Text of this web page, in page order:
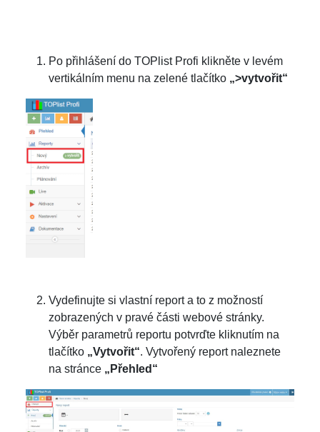
Po přihlášení do TOPlist Profi klikněte v levém
vertikálním menu na zelené tlačítko „>vytvořit“
Vydefinujte si vlastní report a to z možností
zobrazených v pravé části webové stránky.
Výběr parametrů reportu potvrďte kliknutím na
tlačítko „Vytvořit“. Vytvořený report naleznete
na stránce „Přehled“